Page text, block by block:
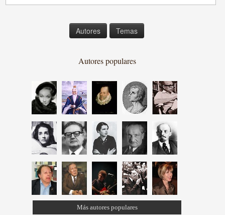
Autores Temas
Autores populares
Más autores populares